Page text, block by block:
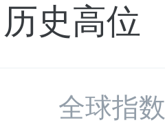
历史高位
全球指数